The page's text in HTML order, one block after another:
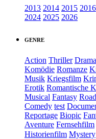
2013 2014 2015 2016
2024 2025 2026
GENRE
Action Thriller Drama
Komödie Romanze
Musik Kriegsfilm
Erotik Romantische
Musical Fantasy
Comedy test
Reportage Biopic
Aventure Fernsehfilm
Historienfilm Mystery